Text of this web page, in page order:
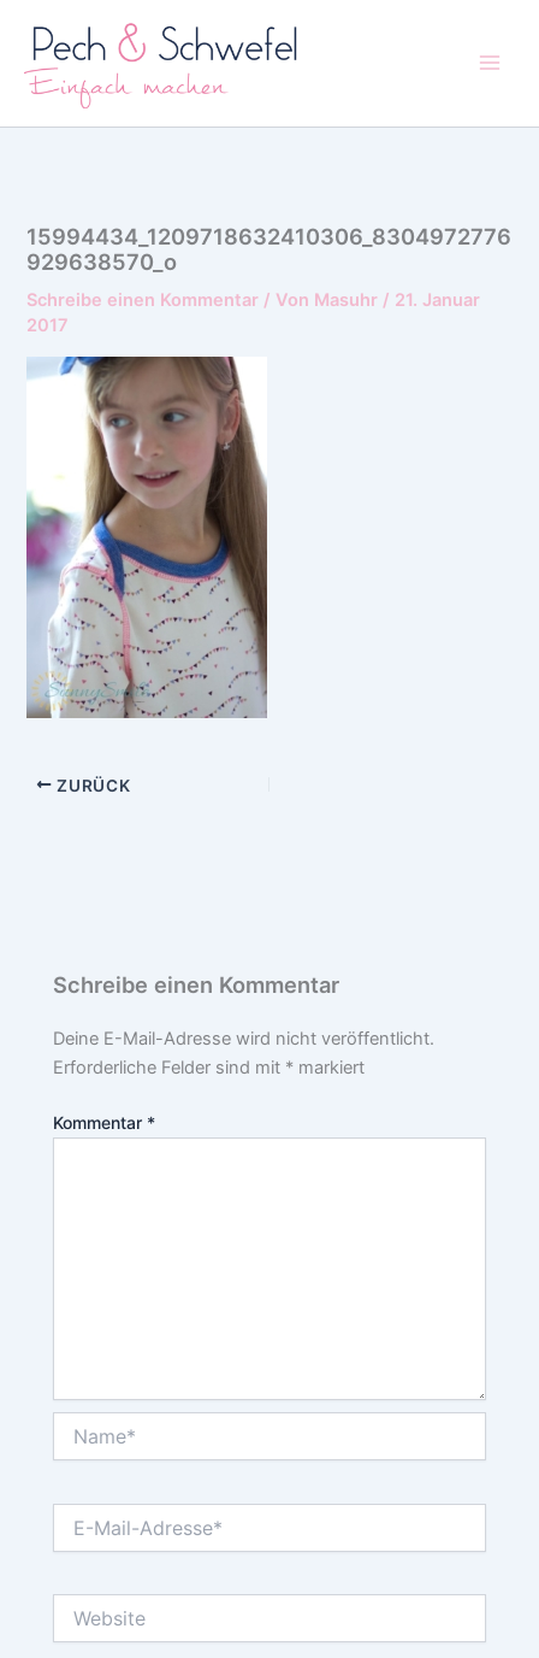
Inhalt
springen
15994434_1209718632410306_8304972776
929638570_o
Schreibe einen Kommentar / Von Masuhr / 21. Januar
2017
ZURÜCK
Schreibe einen Kommentar
Deine E-Mail-Adresse wird nicht veröffentlicht.
Erforderliche Felder sind mit * markiert
Kommentar *
Mail-